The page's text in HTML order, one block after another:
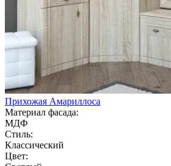
Прихожая Амариллоса
Материал фасада:
МДФ
Стиль:
Классический
Цвет: